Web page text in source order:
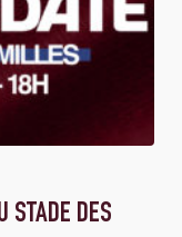
STADE DES